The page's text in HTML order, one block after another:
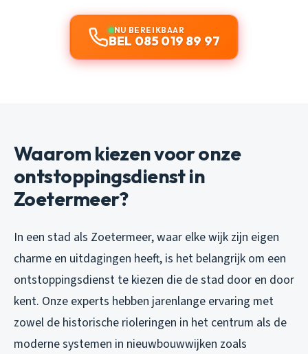
NU BEREIKBAAR
BEL 085 019 89 97
Waarom kiezen voor onze
ontstoppingsdienst in
Zoetermeer?
In een stad als Zoetermeer, waar elke wijk zijn eigen
charme en uitdagingen heeft, is het belangrijk om een
ontstoppingsdienst te kiezen die de stad door en door
kent. Onze experts hebben jarenlange ervaring met
zowel de historische rioleringen in het centrum als de
moderne systemen in nieuwbouwwijken zoals